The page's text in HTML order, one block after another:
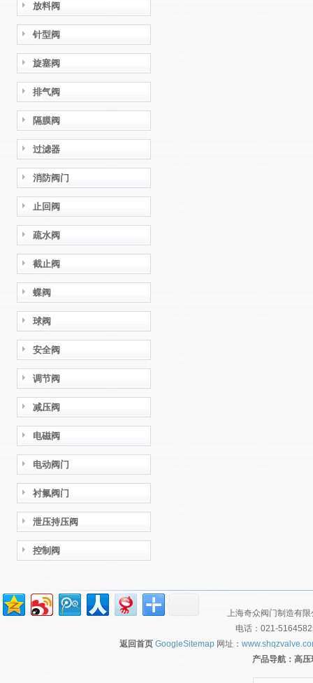
放料阀
针型阀
旋塞阀
排气阀
隔膜阀
过滤器
消防阀门
止回阀
疏水阀
截止阀
蝶阀
球阀
安全阀
调节阀
减压阀
电磁阀
电动阀门
衬氟阀门
泄压持压阀
控制阀
上海奇众阀门制造有
电话：021-
返回首页 GoogleSitemap 网址：
产品导航： 高压